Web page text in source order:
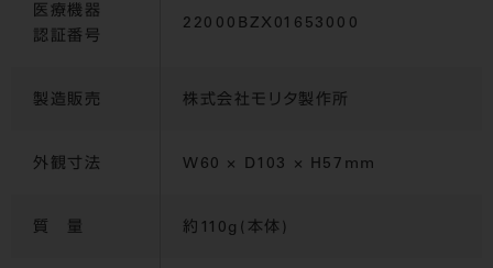
医療機器
認証番号
22000BZX01653000
製造販売 株式会社モリタ製作所
外観寸法 W60 × D103 × H57mm
質 量 約110g(本体)